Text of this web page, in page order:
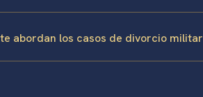
abordan los casos de divorcio militar